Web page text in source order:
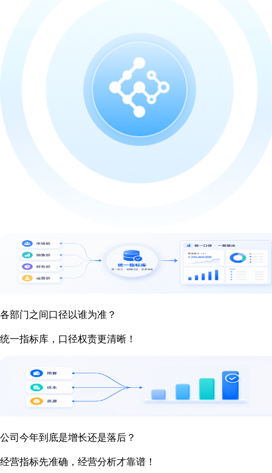
各部门之间口径以谁为准？
统一指标库，口径权责更清晰！
公司今年到底是增长还是落后？
经营指标先准确，经营分析才靠谱！